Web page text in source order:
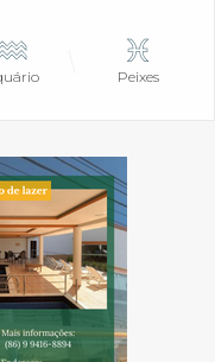
Peixes